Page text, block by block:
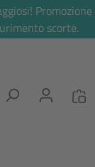
Promozione
scorte.